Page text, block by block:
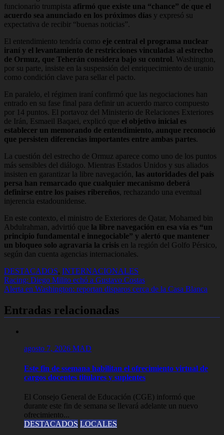
funcionario trumpista afirmó que existe una “chance” de que el
acuerdo sea anunciado en los próximos días y expresó su
expectativa de recibir “buenas noticias”.
El entendimiento tendría como eje central el programa nuclear
iraní y el levantamiento de restricciones vinculadas al estrecho
de Ormuz, que Teherán considera bajo su control. Washington,
por su parte, insiste en la suspensión del enriquecimiento de uranio
como condición clave para sellar el pacto.
En paralelo, el régimen iraní confirmó que las negociaciones han
entrado en su fase final para definir un acuerdo marco compuesto
por 14 puntos. El portavoz del Ministerio de Relaciones Exteriores
de Irán, Esmaeil Baqaei, explicó que el objetivo inicial es
establecer un memorando de entendimiento, aunque reconoció
que persisten diferencias importantes entre ambas partes.
La cuestión del estrecho de Ormuz aparece como uno de los puntos
más sensibles del diálogo. Mientras Estados Unidos y sus aliados
insisten en garantizar la libre navegación, las autoridades del país
persa han remarcado que cualquier mecanismo deberá
definirse entre los países ribereños, rechazando una eventual
injerencia estadounidense.
En este contexto, el ministro de Exteriores de Qatar, Mohamed bin
Abdulrahman, advirtió que la libre navegación en esa vía es “un
principio fundamental e innegociable” y alertó que mantener
un bloqueo solo agravaría la crisis en la región del Golfo Pérsico,
según dan cuenta agencias internacionales.
DESTACADOS, INTERNACIONALES
Navegación
de
entradas
Racing: Diego Milito echó a Gustavo Costas
Alerta en Washington: reportan disparos cerca de la Casa Blanca
Entradas relacionadas
agosto 7, 2026 MAD
Este fin de ssemana habilitan el ofrecimiento virtual de
cargos docentes titulares y suplentes
El Consejo General de Educación (CGE) informó que
durante este fin de semana se llevará adelante un nuevo
ofrecimiento...
DESTACADOS LOCALES